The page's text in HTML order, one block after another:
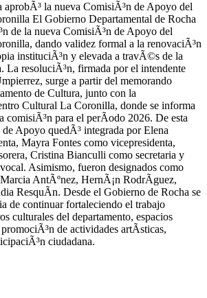
aprobÃ³ la nueva ComisiÃ³n de Apoyo del
El Gobierno Departamental de Rocha
de la nueva ComisiÃ³n de Apoyo del
dando validez formal a la renovaciÃ³n
instituciÃ³n y elevada a travÃ©s de la
La resoluciÃ³n, firmada por el intendente
surge a partir del memorando
de Cultura, junto con la
Cultural La Coronilla, donde se informa
comisiÃ³n para el perÃ­odo 2026. De esta
Apoyo quedÃ³ integrada por Elena
Mayra Fontes como vicepresidenta,
Cristina Bianculli como secretaria y
Asimismo, fueron designados como
AntÃºnez, HernÃ¡n RodrÃ­guez,
ResquÃ­n. Desde el Gobierno de Rocha se
de continuar fortaleciendo el trabajo
culturales del departamento, espacios
de actividades artÃ­sticas,
ciudadana.